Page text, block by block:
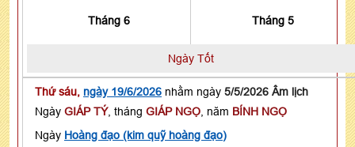
Tháng 6 Tháng 5
Ngày Tốt
Thứ sáu, ngày 19/6/2026 nhằm ngày 5/5/2026 Âm lịch
Ngày GIÁP TÝ, tháng GIÁP NGỌ , năm BÍNH NGỌ
Ngày Hoàng đạo (kim quỹ hoàng đạo)